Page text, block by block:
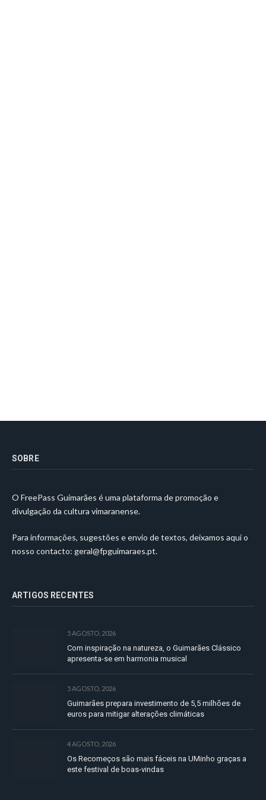
SOBRE
O FreePass Guimarães é uma plataforma de promoção e
divulgação da cultura vimaranense.
Para informações, sugestões e envio de textos, deixamos aqui o
nosso contacto: geral@fpguimaraes.pt.
ARTIGOS RECENTES
5 AGOSTO, 2026
Com inspiração na natureza, o Guimarães Clássico
apresenta-se em harmonia musical
5 AGOSTO, 2026
Guimarães prepara investimento de 5,5 milhões de
euros para mitigar alterações climáticas
4 AGOSTO, 2026
Os Recomeços são mais fáceis na UMinho graças a
este festival de boas-vindas